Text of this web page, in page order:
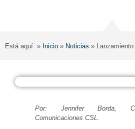
Está aquí: » Inicio » Noticias »
Por: Jennifer Borda,
Comunicaciones CSL.